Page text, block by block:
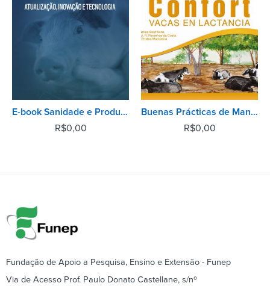
E-book Sanidade e Produção Suína: Atualização, Inovação e Tecnologia
R$0,00
Buenas Prácticas de Manejo: Confort Vacas en Lactancia
R$0,00
Fundação de Apoio a Pesquisa, Ensino e Extensão - Funep
Via de Acesso Prof. Paulo Donato Castellane, s/nº